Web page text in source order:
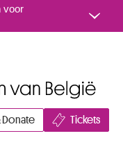
voor
Donate Tickets